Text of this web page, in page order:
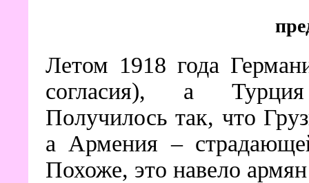
Летом 1918 года
согласия), а
Получилось так, что
а Армения –
Похоже, это навело